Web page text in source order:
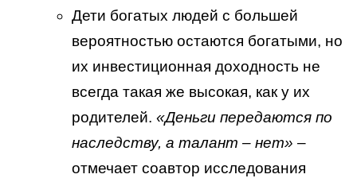
Дети богатых людей с большей
вероятностью остаются богатыми, но
их инвестиционная доходность не
всегда такая же высокая, как у их
родителей. «Деньги передаются по
наследству, а талант – нет» –
отмечает соавтор исследования